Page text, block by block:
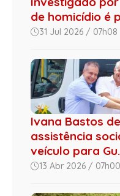
de homicídio é
31 Jul 2026 / 07h08
Ivana Bastos
assistência
veículo para
13 Abr 2026 / 07h00